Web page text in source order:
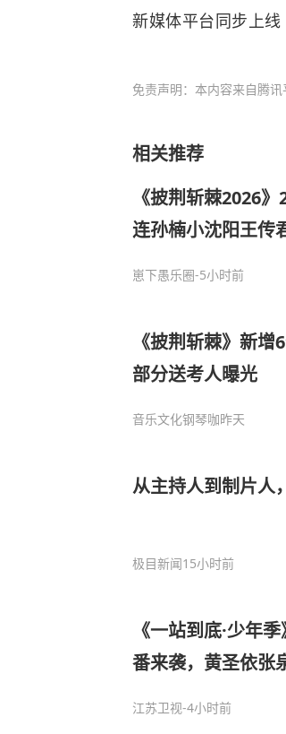
新媒体平台同步上线
免责声明：本内容来自腾
相关推荐
《披荆斩棘2026
连孙楠小沈阳王传
崽下愚乐圈-5小时前
《披荆斩棘》新增
部分送考人曝光
音乐文化钢琴咖昨天
从主持人到制片人
极目新闻15小时前
《一站到底·少年
番来袭，黄圣依张
江苏卫视-4小时前